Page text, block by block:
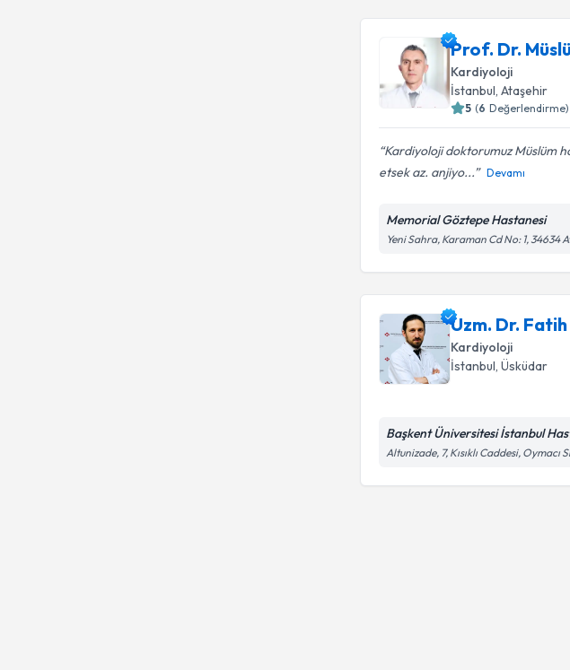
Prof. Dr.
Kardiyoloji
İstanbul, Ataşehir
5 (6 Değerlendirme)
Kardiyoloji doktorumuz Müslüm
etsek az. anjiyo...
Devamı
Memorial Göztepe Hastanesi
Yeni Sahra, Karaman Cd No: 1, 34634
Uzm. Dr.
Kardiyoloji
İstanbul, Üsküdar
Başkent Üniversitesi İstanbul
Altunizade, 7, Kısıklı Caddesi, Oymacı